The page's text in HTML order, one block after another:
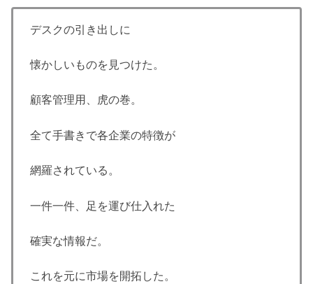
デスクの引き出しに
懐かしいものを見つけた。
顧客管理用、虎の巻。
全て手書きで各企業の特徴が
網羅されている。
一件一件、足を運び仕入れた
確実な情報だ。
これを元に市場を開拓した。